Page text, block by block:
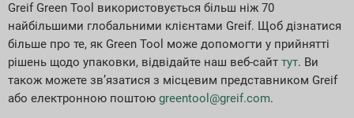
Greif Green Tool використовується більш ніж 70
найбільшими глобальними клієнтами Greif. Щоб дізнатися
більше про те, як Green Tool може допомогти у прийнятті
рішень щодо упаковки, відвідайте наш веб-сайт тут. Ви
також можете зв’язатися з місцевим представником Greif
або електронною поштою greentool@greif.com.